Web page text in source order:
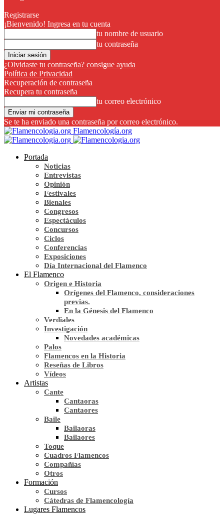
Registrarse
¡Bienvenido! Ingresa en tu cuenta
tu nombre de usuario
tu contraseña
¿Olvidaste tu contraseña? consigue ayuda
Política de Privacidad
Recuperación de contraseña
Recupera tu contraseña
tu correo electrónico
Se te ha enviado una contraseña por correo electrónico.
Flamencología.org
Portada
Noticias
Entrevistas
Opinión
Festivales
Bienales
Congresos
Espectáculos
Concursos
Ciclos
Conferencias
Exposiciones
Día Internacional del Flamenco
El Flamenco
Origen e Historia
Orígenes del Flamenco, consideraciones
previas.
En la Génesis del Flamenco
Verdiales
Investigación
Novedades académicas
Palos
Flamencos en la Historia
Reseñas de Libros
Vídeos
Artistas
Cante
Cantaoras
Cantaores
Baile
Bailaoras
Bailaores
Toque
Cuadros Flamencos
Compañías
Otros
Formación
Cursos
Cátedras de Flamencología
Lugares Flamencos